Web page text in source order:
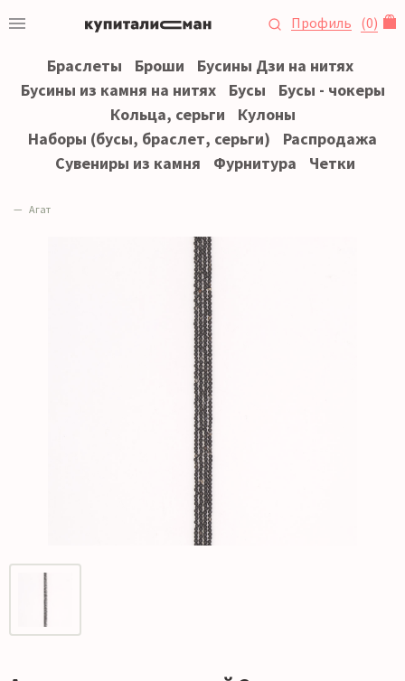
Профиль (0)
Браслеты Броши
Бусины Дзи на нитях
Бусины из камня на нитях
Бусы
Бусы - чокеры
Кольца, серьги
Кулоны
Наборы (бусы, браслет, серьги)
Распродажа
Сувениры из камня
Фурнитура Четки
Агат